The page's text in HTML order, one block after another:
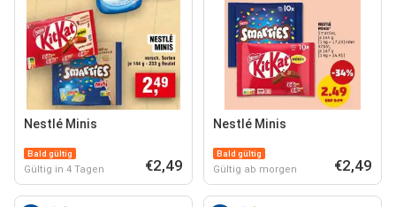
Nestlé Minis
Bald gültig
Gültig in 4 Tagen €2,49
Nestlé Minis
Bald gültig
Gültig ab morgen €2,49